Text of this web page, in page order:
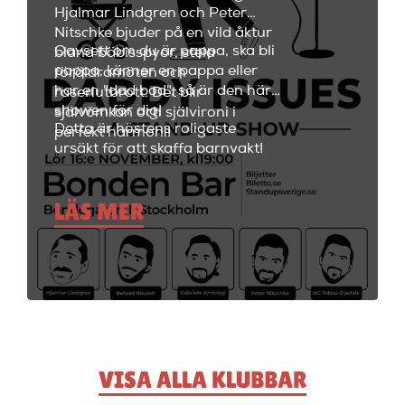
och fräscha drinkar.
Hjalmar Lindgren och Peter
Nitschke bjuder på en vild åktur
bland bäbisspyor, stela
föräldramöten och
raseriutbrott. Det blir
självömkan och självironi i
perfekt harmoni!
Oavsett om du är pappa, ska bli
pappa, känner en pappa eller
har en "dad bod", så är den här
showen för dig!
Detta är höstens roligaste
ursäkt för att skaffa barnvakt!
LÄS MER
VISA ALLA KLUBBAR